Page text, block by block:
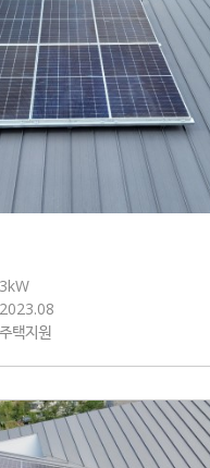
3kW
2023.08
주택지원